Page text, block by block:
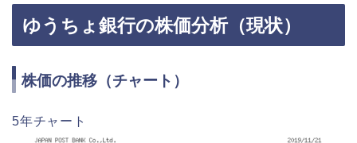
ゆうちょ銀行の株価分析（現状）
株価の推移（チャート）
5年チャート